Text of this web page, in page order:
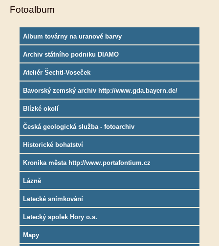
Fotoalbum
Album továrny na uranové barvy
Archiv státního podniku DIAMO
Ateliér Šechtl-Voseček
Bavorský zemský archiv http://www.gda.bayern.de/
Blízké okolí
Česká geologická služba - fotoarchiv
Historické bohatství
Kronika města http://www.portafontium.cz
Lázně
Letecké snímkování
Letecký spolek Hory o.s.
Mapy